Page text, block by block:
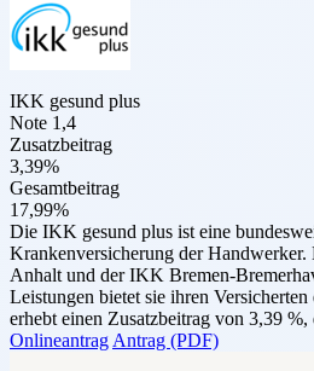
IKK gesund plus
Note 1,4
Zusatzbeitrag
3,39%
Gesamtbeitrag
17,99%
Die IKK gesund plus ist eine
Krankenversicherung der
Anhalt und der IKK Bremen-
Leistungen bietet sie ihren
erhebt einen Zusatzbeitrag von 3,39
Onlineantrag Antrag (PDF)